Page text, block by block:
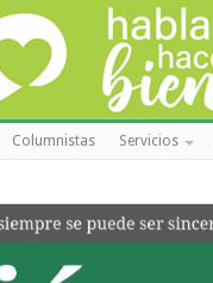
Columnistas Servicios